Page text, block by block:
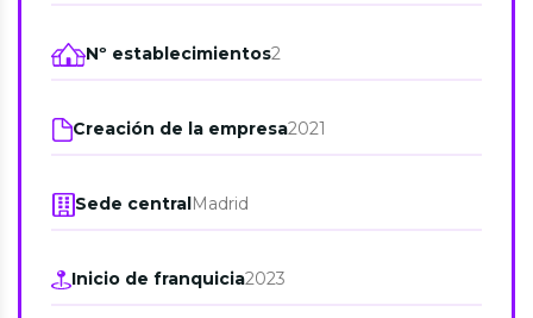
Nº establecimientos2
Creación de la empresa2021
Sede central Madrid
Inicio de franquicia2023